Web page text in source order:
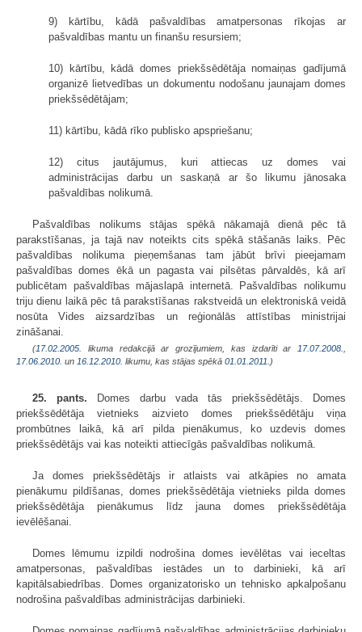
9) kārtību, kādā pašvaldības amatpersonas rīkojas ar
pašvaldības mantu un finanšu resursiem;
10) kārtību, kādā domes priekšsēdētāja nomaiņas gadījumā
organizē lietvedības un dokumentu nodošanu jaunajam domes
priekšsēdētājam;
11) kārtību, kādā rīko publisko apspriešanu;
12) citus jautājumus, kuri attiecas uz domes vai
administrācijas darbu un saskaņā ar šo likumu jānosaka
pašvaldības nolikumā.
Pašvaldības nolikums stājas spēkā nākamajā dienā pēc tā
parakstīšanas, ja tajā nav noteikts cits spēkā stāšanās laiks. Pēc
pašvaldības nolikuma pieņemšanas tam jābūt brīvi pieejamam
pašvaldības domes ēkā un pagasta vai pilsētas pārvaldēs, kā arī
publicētam pašvaldības mājaslapā internetā. Pašvaldības nolikumu
triju dienu laikā pēc tā parakstīšanas rakstveidā un elektroniskā veidā
nosūta Vides aizsardzības un reģionālās attīstības ministrijai
zināšanai.
(17.02.2005 . likuma redakcijā ar grozījumiem, kas izdarīti ar 17.07.2008.
17.06.2010. un 16.12.2010 . likumu, kas stājas spēkā 01.01.2011. )
25. pants. Domes darbu vada tās priekšsēdētājs. Domes
priekšsēdētāja vietnieks aizvieto domes priekšsēdētāju viņa
prombūtnes laikā, kā arī pilda pienākumus, ko uzdevis domes
priekšsēdētājs vai kas noteikti attiecīgās pašvaldības nolikumā.
Ja domes priekšsēdētājs ir atlaists vai atkāpies no amata
pienākumu pildīšanas, domes priekšsēdētāja vietnieks pilda domes
priekšsēdētāja pienākumus līdz jauna domes priekšsēdētāja
ievēlēšanai.
Domes lēmumu izpildi nodrošina domes ievēlētas vai ieceltas
amatpersonas, pašvaldības iestādes un to darbinieki, kā arī
kapitālsabiedrības. Domes organizatorisko un tehnisko apkalpošanu
nodrošina pašvaldības administrācijas darbinieki.